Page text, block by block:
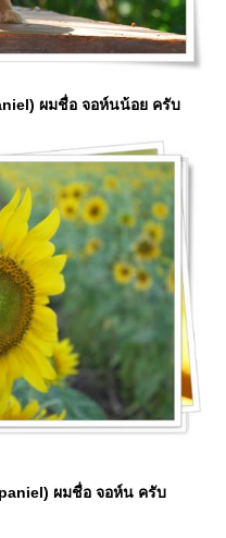
ผมชื่อ จอห์นน้อย ครับ
ผมชื่อ จอห์น ครับ